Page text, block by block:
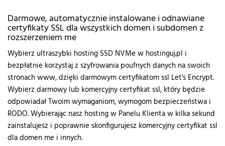
Darmowe, automatycznie instalowane i odnawiane
certyfikaty SSL dla wszystkich domen i subdomen z
rozszerzeniem me
Wybierz ultraszybki hosting SSD NVMe w hostinguj.pl i
bezpłatnie korzystaj z szyfrowania poufnych danych na swoich
stronach www, dzięki darmowym certyfikatom ssl Let's Encrypt.
Wybierz darmowy lub komercyjny certyfikat ssl, który będzie
odpowiadał Twoim wymaganiom, wymogom bezpieczeństwa i
RODO. Wybierając nasz hosting w Panelu Klienta w kilka sekund
zainstalujesz i poprawnie skonfigurujesz komercyjny certyfikat ssl
dla domen me i innych.